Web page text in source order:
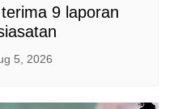
9 laporan
5, 2026